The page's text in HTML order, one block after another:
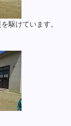
駆けています。